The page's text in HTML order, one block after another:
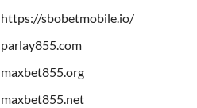
https://sbobetmobile.io/
parlay855.com
maxbet855.org
maxbet855.net